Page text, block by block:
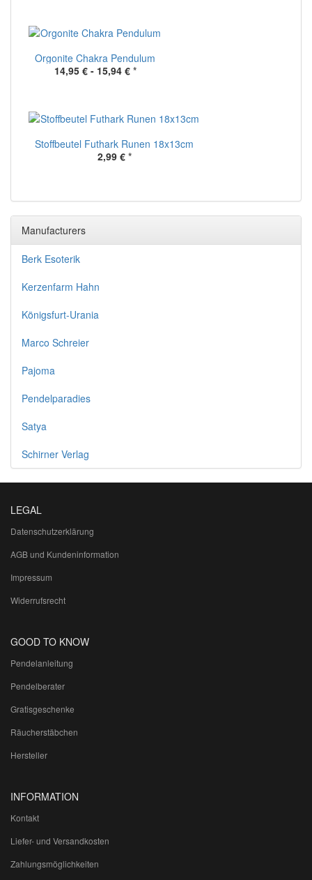
Orgonite Chakra Pendulum
14,95 € - 15,94 € *
Stoffbeutel Futhark Runen 18x13cm
2,99 € *
Manufacturers
Berk Esoterik
Kerzenfarm Hahn
Königsfurt-Urania
Marco Schreier
Pajoma
Pendelparadies
Satya
Schirner Verlag
LEGAL
Datenschutzerklärung
AGB und Kundeninformation
Impressum
Widerrufsrecht
GOOD TO KNOW
Pendelanleitung
Pendelberater
Gratisgeschenke
Räucherstäbchen
Hersteller
INFORMATION
Kontakt
Liefer- und Versandkosten
Zahlungsmöglichkeiten